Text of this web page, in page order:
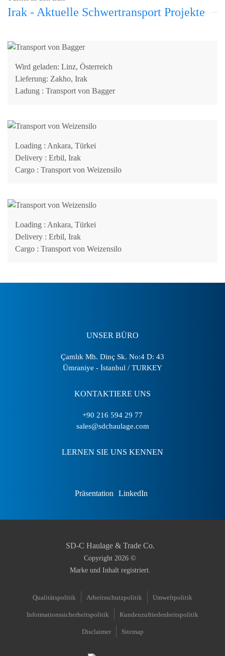
Irak - Aktuelle Schwertransport Projekte
Wird geladen: Linz, Österreich
Lieferung: Zakho, Irak
Ladung : Transport von Bagger
Loading : Ankara, Türkei
Delivery : Erbil, Irak
Cargo : Transport von Weizensilo
Loading : Ankara, Türkei
Delivery : Erbil, Irak
Cargo : Transport von Weizensilo
UNSER BÜRO
Çamlık Mh. Dinç Sk. No:4 D: 43
Ümraniye - İstanbul / TURKEY
KONTAKTIERE UNS
+90 216 594 29 77
sales@sdchaulage.com
LERNEN SIE UNS KENNEN
Präsentation LinkedIn
SD-C Haulage & Trade Co.
Copyright 2026 ©
Marke und Inhalt registriert.
Qualitätspolitik Arbeitsschutzpolitik Umweltpolitik
Informationssicherheitspolitik Kundenzufriedenheitspolitik
Disclaimer Sitemap